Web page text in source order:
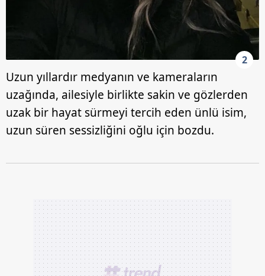
2
Uzun yıllardır medyanın ve kameraların
uzağında, ailesiyle birlikte sakin ve gözlerden
uzak bir hayat sürmeyi tercih eden ünlü isim,
uzun süren sessizliğini oğlu için bozdu.